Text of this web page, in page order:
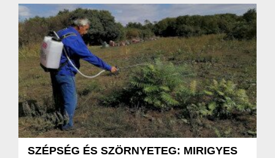
SZÉPSÉG ÉS SZÖRNYETEG: MIRIGYES